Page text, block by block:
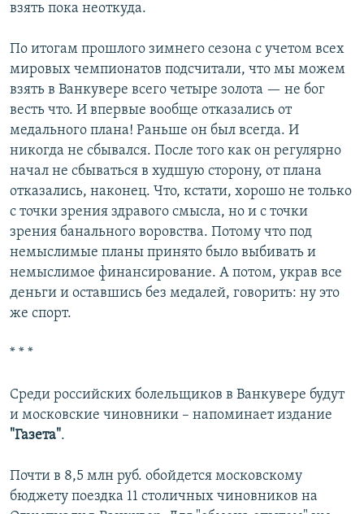
взять пока неоткуда.
По итогам прошлого зимнего сезона с учетом всех
мировых чемпионатов подсчитали, что мы можем
взять в Ванкувере всего четыре золота — не бог
весть что. И впервые вообще отказались от
медального плана! Раньше он был всегда. И
никогда не сбывался. После того как он регулярно
начал не сбываться в худшую сторону, от плана
отказались, наконец. Что, кстати, хорошо не только
с точки зрения здравого смысла, но и с точки
зрения банального воровства. Потому что под
немыслимые планы принято было выбивать и
немыслимое финансирование. А потом, украв все
деньги и оставшись без медалей, говорить: ну это
же спорт.
* * *
Среди российских болельщиков в Ванкувере будут
и московские чиновники – напоминает издание
"Газета".
Почти в 8,5 млн руб. обойдется московскому
бюджету поездка 11 столичных чиновников на